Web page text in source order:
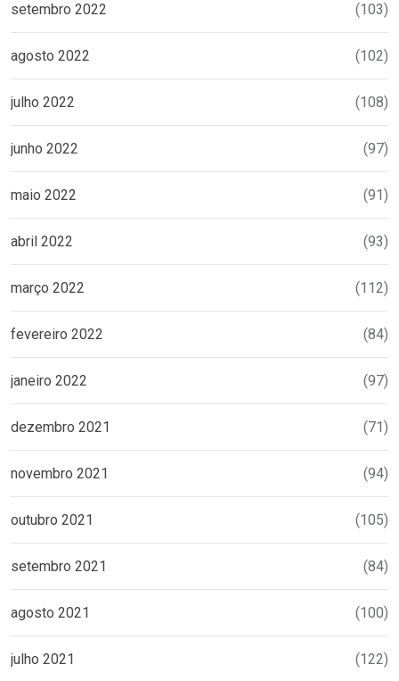
setembro 2022 (103)
agosto 2022 (102)
julho 2022 (108)
junho 2022 (97)
maio 2022 (91)
abril 2022 (93)
março 2022 (112)
fevereiro 2022 (84)
janeiro 2022 (97)
dezembro 2021 (71)
novembro 2021 (94)
outubro 2021 (105)
setembro 2021 (84)
agosto 2021 (100)
julho 2021 (122)